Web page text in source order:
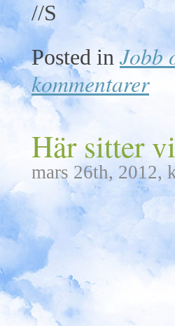
//S
Posted in Jobb
kommentarer
Här sitter vi
mars 26th, 2012,